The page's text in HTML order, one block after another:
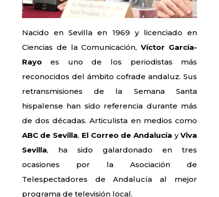
Nacido en Sevilla en 1969 y licenciado en
Ciencias de la Comunicación,Víctor García-
Rayo es uno de los periodistas más
reconocidos del ámbito cofrade andaluz. Sus
retransmisiones de la Semana Santa
hispalense han sido referencia durante más
de dos décadas. Articulista en medios como
ABC de Sevilla, El Correo de Andalucía yViva
Sevilla, ha sido galardonado en tres
ocasiones por la Asociación de
Telespectadores de Andalucía al mejor
programa de televisión local.